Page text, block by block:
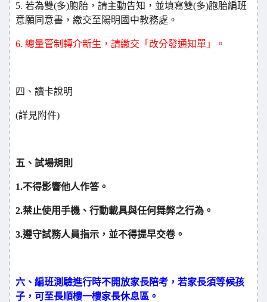
5. 若為雙(多)胞胎，請主動告知，並填寫雙(多)胞胎編班
意願同意書，繳交至陽明國中教務處。
6. 總量管制轉介新生，請繳交「改分發通知單」。
四、讀卡說明
(詳見附件)
五、試場規則
1.不得影響他人作答。
2.禁止使用手機、行動載具與任何舞弊之行為。
3.遵守試務人員指示，並不得提早交卷。
六、編班測驗進行時不開放家長陪考，若家長須等候孩
子，可至長順樓一樓家長休息區。